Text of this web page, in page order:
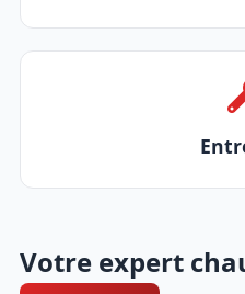
Votre expert